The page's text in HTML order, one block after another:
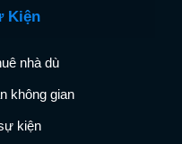
Kiện
nhà dù
không gian
kiện